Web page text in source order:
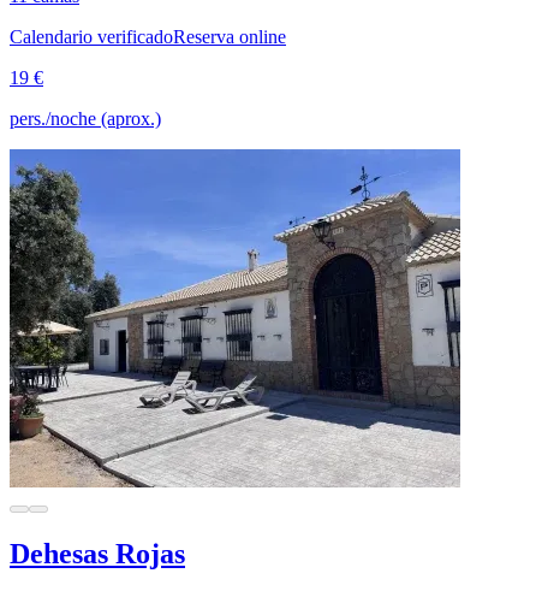
Calendario verificadoReserva online
19 €
pers./noche (aprox.)
Dehesas Rojas